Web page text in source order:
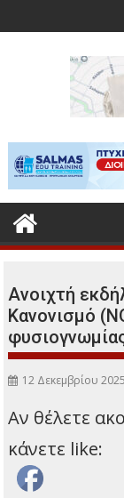
στο
περιεχόμενο
Ανοιχτή
Κανονισμό
12 Δεκεμβρίου 2025
Αν θέλετε
κάνετε like: